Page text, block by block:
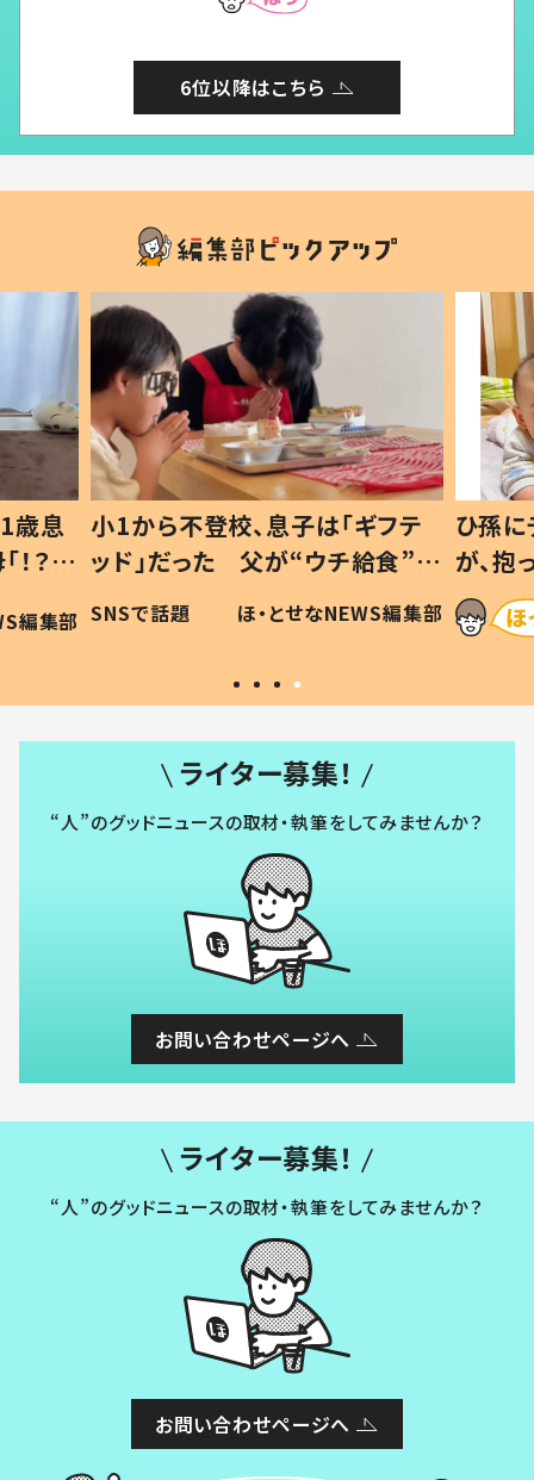
6位以降はこちら
歳息
？」
編集部
小1から不登校、息子は「ギフテ
ッド」だった 父が“ウチ給食”を
作り続ける理由とは #令和の親
#令和の子
SNSで話題 ほ・とせなNEWS編集部
ひ孫
が、
「涙が
い」
ライター募集！
“人”のグッドニュースの取材・執筆をしてみませんか？
お問い合わせページへ
ライター募集！
“人”のグッドニュースの取材・執筆をしてみませんか？
お問い合わせページへ